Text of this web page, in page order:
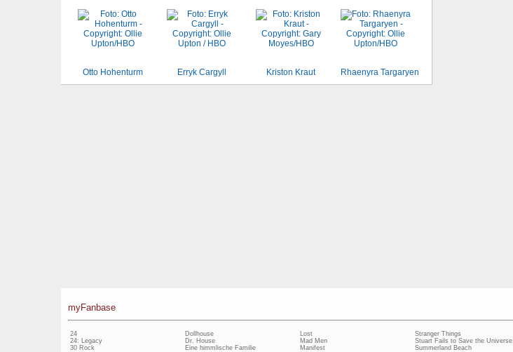
Otto Hohenturm Erryk Cargyll Kriston Kraut Rhaenyra Targaryen
myFanbase
24
24: Legacy
30 Rock
Dollhouse
Dr. House
Eine himmlische Familie
Lost
Mad Men
Manifest
Stranger Things
Stuart Fails to Save the Universe
Summerland Beach